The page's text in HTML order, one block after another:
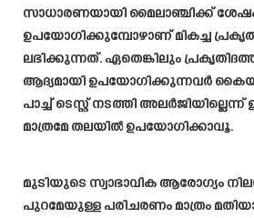
സാധാരണയായി മൈലാഞ്ചിക്ക്
ഉപയോഗിക്കുമ്പോഴാണ് മികച്ച
ലഭിക്കുന്നത്. ഏതെങ്കിലും
ആദ്യമായി ഉപയോഗിക്കുന്നവർ
പാച്ച് ടെസ്റ്റ് നടത്തി അലർജിയില്ലെന്ന്
മാത്രമേ തലയിൽ ഉപയോഗിക്കാവൂ.
മുടിയുടെ സ്വാഭാവിക ആരോഗ്യം
പുറമേയുള്ള പരിചരണം മാത്രം